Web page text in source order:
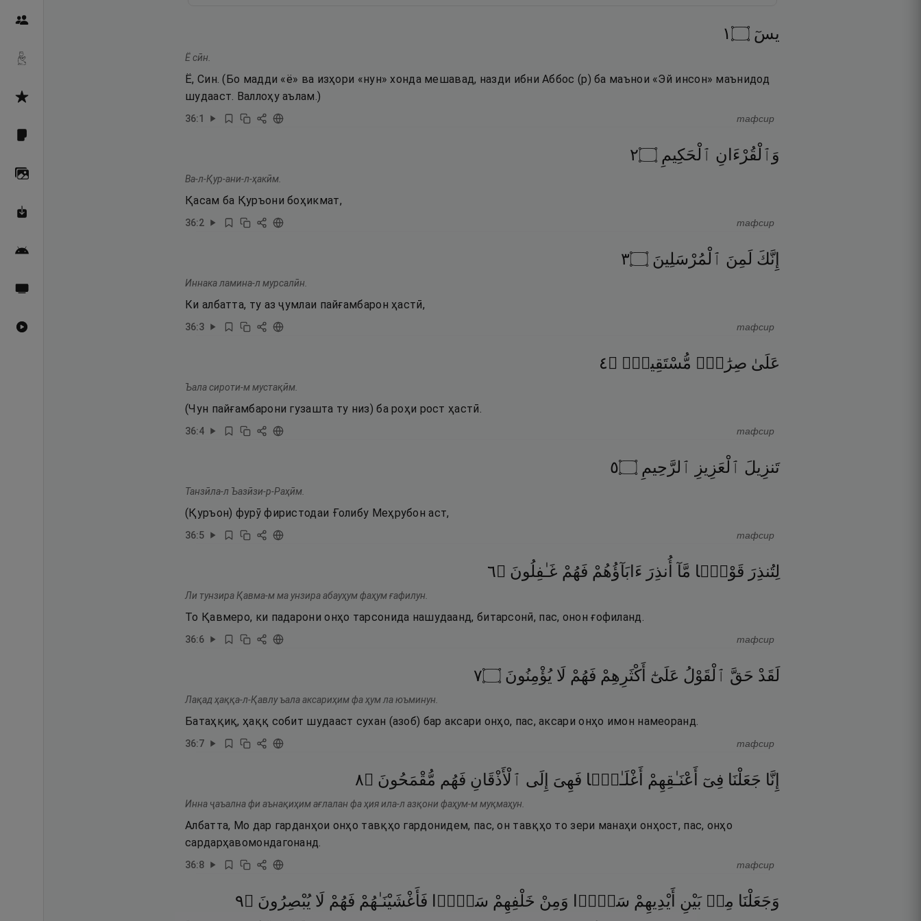
يسٓ ۝١
Ё сӣн.
Ё, Син. (Бо мадди «ё» ва изҳори «нун» хонда мешавад, назди ибни Аббос (р) ба маънои «Эй инсон» маънидод
шудааст. Валлоҳу аълам.)
36:1 тафсир
وَٱلْقُرْءَانِ ٱلْحَكِيمِ ۝٢
Ва-л-Қур-ани-л-ҳакӣм.
Қасам ба Қуръони боҳикмат,
36:2 тафсир
إِنَّكَ لَمِنَ ٱلْمُرْسَلِينَ ۝٣
Иннака ламина-л мурсалӣн.
Ки албатта, ту аз ҷумлаи пайғамбарон ҳастӣ,
36:3 тафсир
عَلَىٰ صِرَٰطٍۢ مُّسْتَقِيمٍۢ ۝٤
Ъала сироти-м мустақӣм.
(Чун пайғамбарони гузашта ту низ) ба роҳи рост ҳастӣ.
36:4 тафсир
تَنزِيلَ ٱلْعَزِيزِ ٱلرَّحِيمِ ۝٥
Танзӣла-л Ъазӣзи-р-Раҳӣм.
(Қуръон) фурӯ фиристодаи Ғолибу Меҳрубон аст,
36:5 тафсир
لِتُنذِرَ قَوْمًۭا مَّآ أُنذِرَ ءَابَآؤُهُمْ فَهُمْ غَـٰفِلُونَ ۝٦
Ли тунзира Қавма-м ма унзира абауҳум фаҳум ғафилун.
То Қавмеро, ки падарони онҳо тарсонида нашудаанд, битарсонӣ, пас, онон ғофиланд.
36:6 тафсир
لَقَدْ حَقَّ ٱلْقَوْلُ عَلَىٰٓ أَكْثَرِهِمْ فَهُمْ لَا يُؤْمِنُونَ ۝٧
Лақад ҳаққа-л-Қавлу ъала аксариҳим фа ҳум ла юъминун.
Батаҳқиқ, ҳаққ собит шудааст сухан (азоб) бар аксари онҳо, пас, аксари онҳо имон намеоранд.
36:7 тафсир
إِنَّا جَعَلْنَا فِىٓ أَعْنَـٰقِهِمْ أَغْلَـٰلًۭا فَهِىَ إِلَى ٱلْأَذْقَانِ فَهُم مُّقْمَحُونَ ۝٨
Инна ҷаъална фи аънақиҳим ағлалан фа ҳия ила-л азқони фаҳум-м муқмаҳун.
Албатта, Мо дар гарданҳои онҳо тавқҳо гардонидем, пас, он тавқҳо то зери манаҳи онҳост, пас, онҳо
сардарҳавомондагонанд.
36:8 тафсир
وَجَعَلْنَا مِنۢ بَيْنِ أَيْدِيهِمْ سَدًّۭا وَمِنْ خَلْفِهِمْ سَدًّۭا فَأَغْشَيْنَـٰهُمْ فَهُمْ لَا يُبْصِرُونَ ۝٩